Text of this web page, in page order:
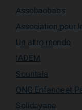
Assobaobabs
Association pour
Un altro mondo
IADEM
Sountala
ONG Enfance et
Solidayane